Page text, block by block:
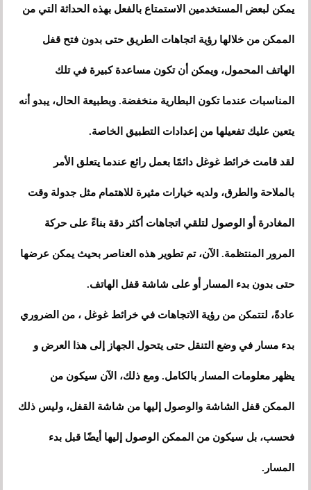
يمكن لبعض المستخدمين الاستمتاع بالفعل بهذه الحداثة التي من
الممكن من خلالها رؤية اتجاهات الطريق حتى بدون فتح قفل
الهاتف المحمول، ويمكن أن تكون مساعدة كبيرة في تلك
المناسبات عندما تكون البطارية منخفضة. وبطبيعة الحال، يبدو أنه
يتعين عليك تفعيلها من إعدادات التطبيق الخاصة.
لقد قامت خرائط غوغل دائمًا بعمل رائع عندما يتعلق الأمر
بالملاحة والطرق، ولديه خيارات مثيرة للاهتمام مثل جدولة وقت
المغادرة أو الوصول لتلقي اتجاهات أكثر دقة بناءً على حركة
المرور المنتظمة. الآن، تم تطوير هذه العناصر بحيث يمكن عرضها
حتى بدون بدء المسار أو على شاشة قفل الهاتف.
عادةً، لتتمكن من رؤية الاتجاهات في خرائط غوغل ، من الضروري
بدء مسار في وضع التنقل حتى يتحول الجهاز إلى هذا العرض و
يظهر معلومات المسار بالكامل. ومع ذلك، الآن سيكون من
الممكن قفل الشاشة والوصول إليها من شاشة القفل، وليس ذلك
فحسب، بل سيكون من الممكن الوصول إليها أيضًا قبل بدء
المسار.